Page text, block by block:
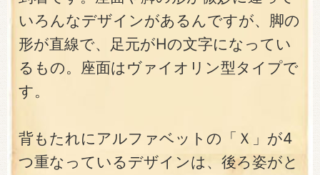
いろんなデザインがあるんですが、脚の
形が直線で、足元がHの文字になってい
るもの。座面はヴァイオリン型タイプで
す。
背もたれにアルファベットの「Ｘ」が4
つ重なっているデザインは、後ろ姿がと